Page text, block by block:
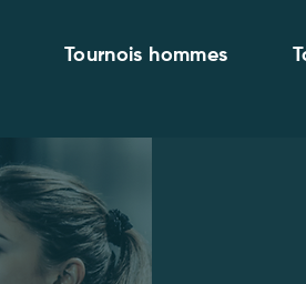
Tournois hommes